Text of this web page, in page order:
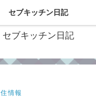
の移住情報やおすすめ食材・レシ
セブキッチン日記
情報
セブキッチン日記